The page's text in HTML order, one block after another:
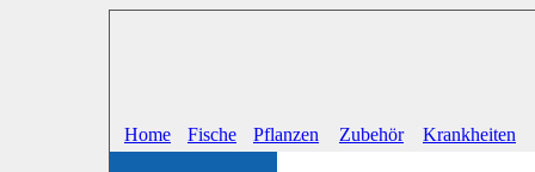
Home Fische Pflanzen Zubehör Krankheiten